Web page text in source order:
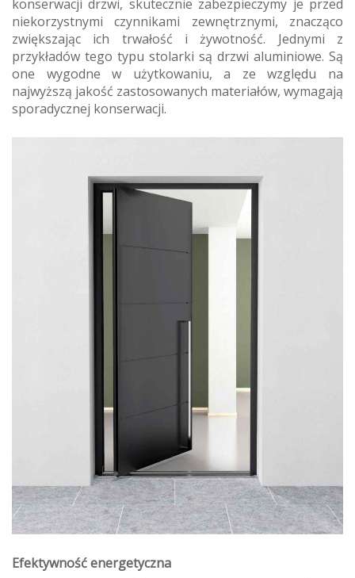
konserwacji drzwi, skutecznie zabezpieczymy je przed
niekorzystnymi czynnikami zewnętrznymi, znacząco
zwiększając ich trwałość i żywotność. Jednymi z
przykładów tego typu stolarki są drzwi aluminiowe. Są
one wygodne w użytkowaniu, a ze względu na
najwyższą jakość zastosowanych materiałów, wymagają
sporadycznej konserwacji.
Efektywność energetyczna